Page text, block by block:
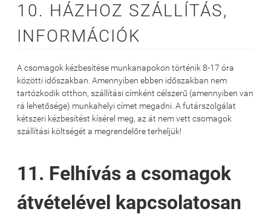
10. HÁZHOZ SZÁLLÍTÁS,
INFORMÁCIÓK
A csomagok kézbesítése munkanapokon történik 8-17 óra
közötti időszakban. Amennyiben ebben időszakban nem
tartózkodik otthon, szállítási címként célszerű (amennyiben van
rá lehetősége) munkahelyi címet megadni. A futárszolgálat
kétszeri kézbesítést kísérel meg, az át nem vett csomagok
szállítási költségét a megrendelőre terheljük!
11. Felhívás a csomagok
átvételével kapcsolatosan